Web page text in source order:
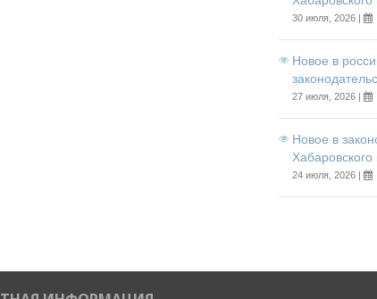
30 июля, 2026 |
Новое в
27 июля, 2026 |
Новое в
24 июля, 2026 |